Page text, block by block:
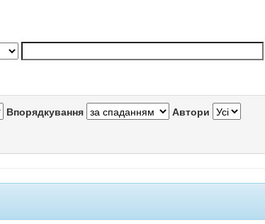
Впорядкування Автори